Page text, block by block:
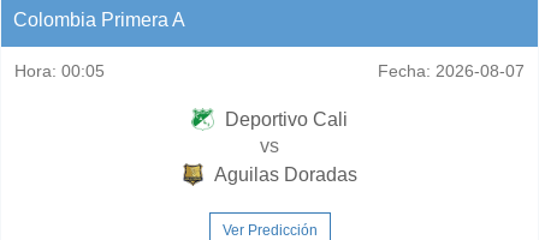
Colombia Primera A
Hora: 00:05 Fecha: 2026-08-07
Deportivo Cali
vs
Aguilas Doradas
Ver Predicción